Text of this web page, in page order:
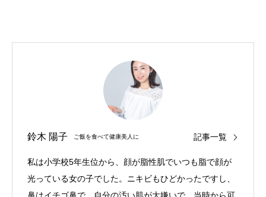
鈴木 陽子 ご飯を食べて健康美人に 記事一覧
私は小学校5年生位から、顔が脂性肌でいつも脂で顔が
光っている女の子でした。ニキビもひどかったですし、